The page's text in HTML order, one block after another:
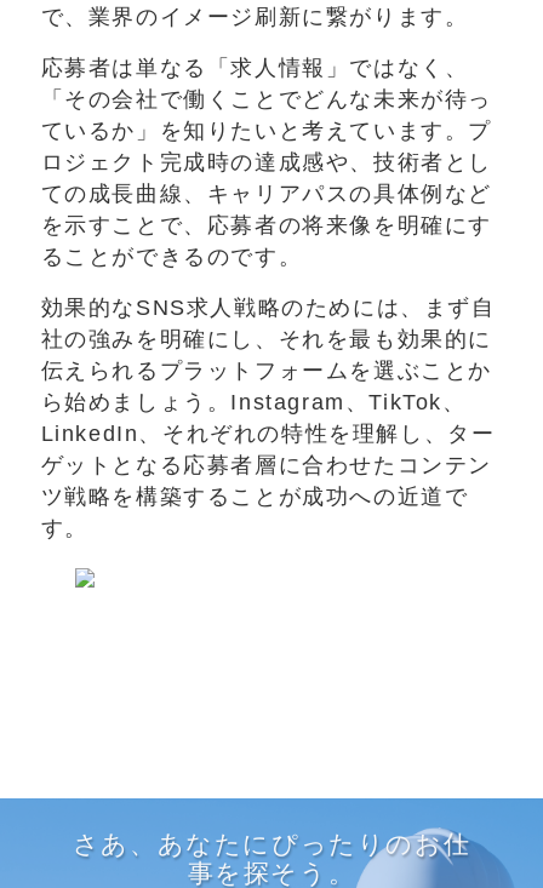
で、業界のイメージ刷新に繋がります。
応募者は単なる「求人情報」ではなく、
「その会社で働くことでどんな未来が待っ
ているか」を知りたいと考えています。プ
ロジェクト完成時の達成感や、技術者とし
ての成長曲線、キャリアパスの具体例など
を示すことで、応募者の将来像を明確にす
ることができるのです。
効果的なSNS求人戦略のためには、まず自
社の強みを明確にし、それを最も効果的に
伝えられるプラットフォームを選ぶことか
ら始めましょう。Instagram、TikTok、
LinkedIn、それぞれの特性を理解し、ター
ゲットとなる応募者層に合わせたコンテン
ツ戦略を構築することが成功への近道で
す。
さあ、あなたにぴったりのお仕
事を探そう。